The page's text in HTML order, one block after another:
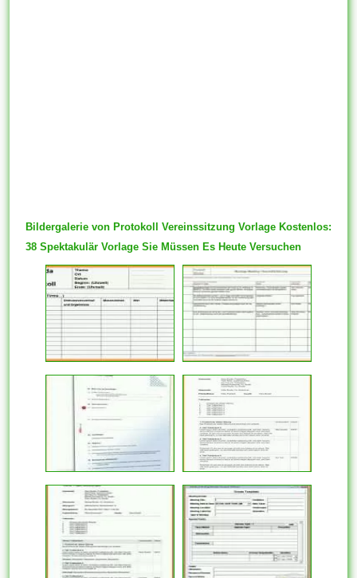
Bildergalerie von Protokoll Vereinssitzung Vorlage Kostenlos:
38 Spektakulär Vorlage Sie Müssen Es Heute Versuchen